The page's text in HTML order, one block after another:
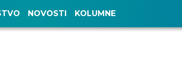
NOVOSTI KOLUMNE